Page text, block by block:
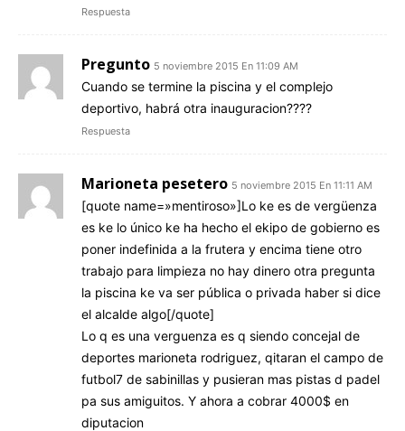
Respuesta
Pregunto 5 noviembre 2015 En 11:09 AM
Cuando se termine la piscina y el complejo
deportivo, habrá otra inauguracion????
Respuesta
Marioneta pesetero 5 noviembre 2015 En 11:11 AM
[quote name=»mentiroso»]Lo ke es de vergüenza
es ke lo único ke ha hecho el ekipo de gobierno es
poner indefinida a la frutera y encima tiene otro
trabajo para limpieza no hay dinero otra pregunta
la piscina ke va ser pública o privada haber si dice
el alcalde algo[/quote]
Lo q es una verguenza es q siendo concejal de
deportes marioneta rodriguez, qitaran el campo de
futbol7 de sabinillas y pusieran mas pistas d padel
pa sus amiguitos. Y ahora a cobrar 4000$ en
diputacion